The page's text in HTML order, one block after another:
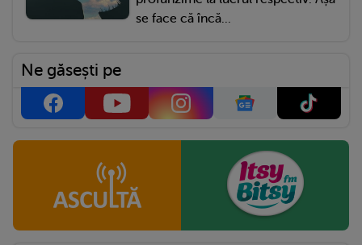
se face că încă...
Ne găsești pe